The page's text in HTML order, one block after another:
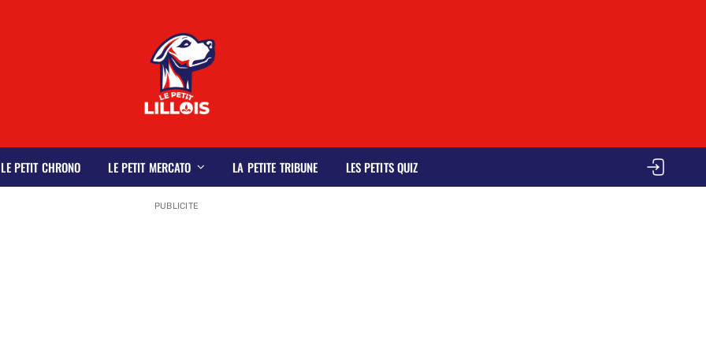
LE PETIT CHRONO LE PETIT MERCATO LA PETITE TRIBUNE LES PETITS QUIZ
PUBLICITE